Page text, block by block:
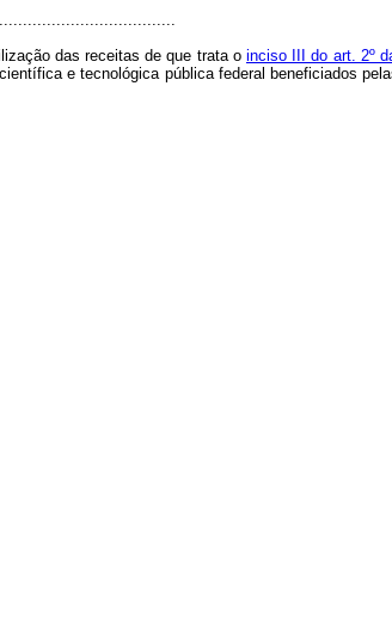
das receitas de que trata o inciso III do art. 2º
e tecnológica pública federal beneficiados